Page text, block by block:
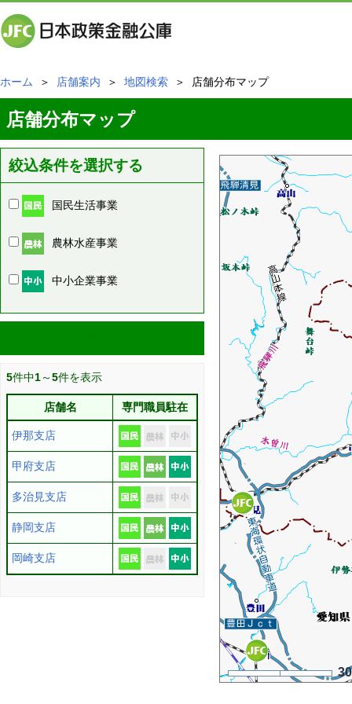
ホーム ＞ 店舗案内 ＞ 地図検索 ＞ 店舗分布マップ
店舗分布マップ
絞込条件を選択する
国民生活事業
農林水産事業
中小企業事業
5件中1～5件を表示
店舗名 専門職員駐在
伊那支店
甲府支店
多治見支店
静岡支店
岡崎支店